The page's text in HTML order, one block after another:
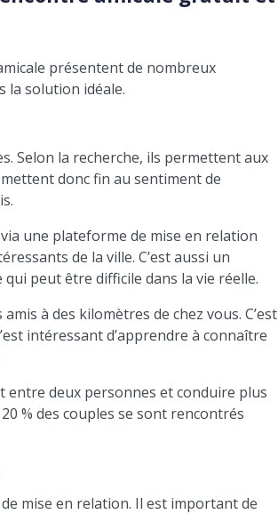
présentent de nombreux
la solution idéale.
Selon la recherche, ils permettent aux
donc fin au sentiment de
une plateforme de mise en relation
de la ville. C’est aussi un
peut être difficile dans la vie réelle.
à des kilomètres de chez vous. C’est
intéressant d’apprendre à connaître
entre deux personnes et conduire plus
% des couples se sont rencontrés
mise en relation. Il est important de